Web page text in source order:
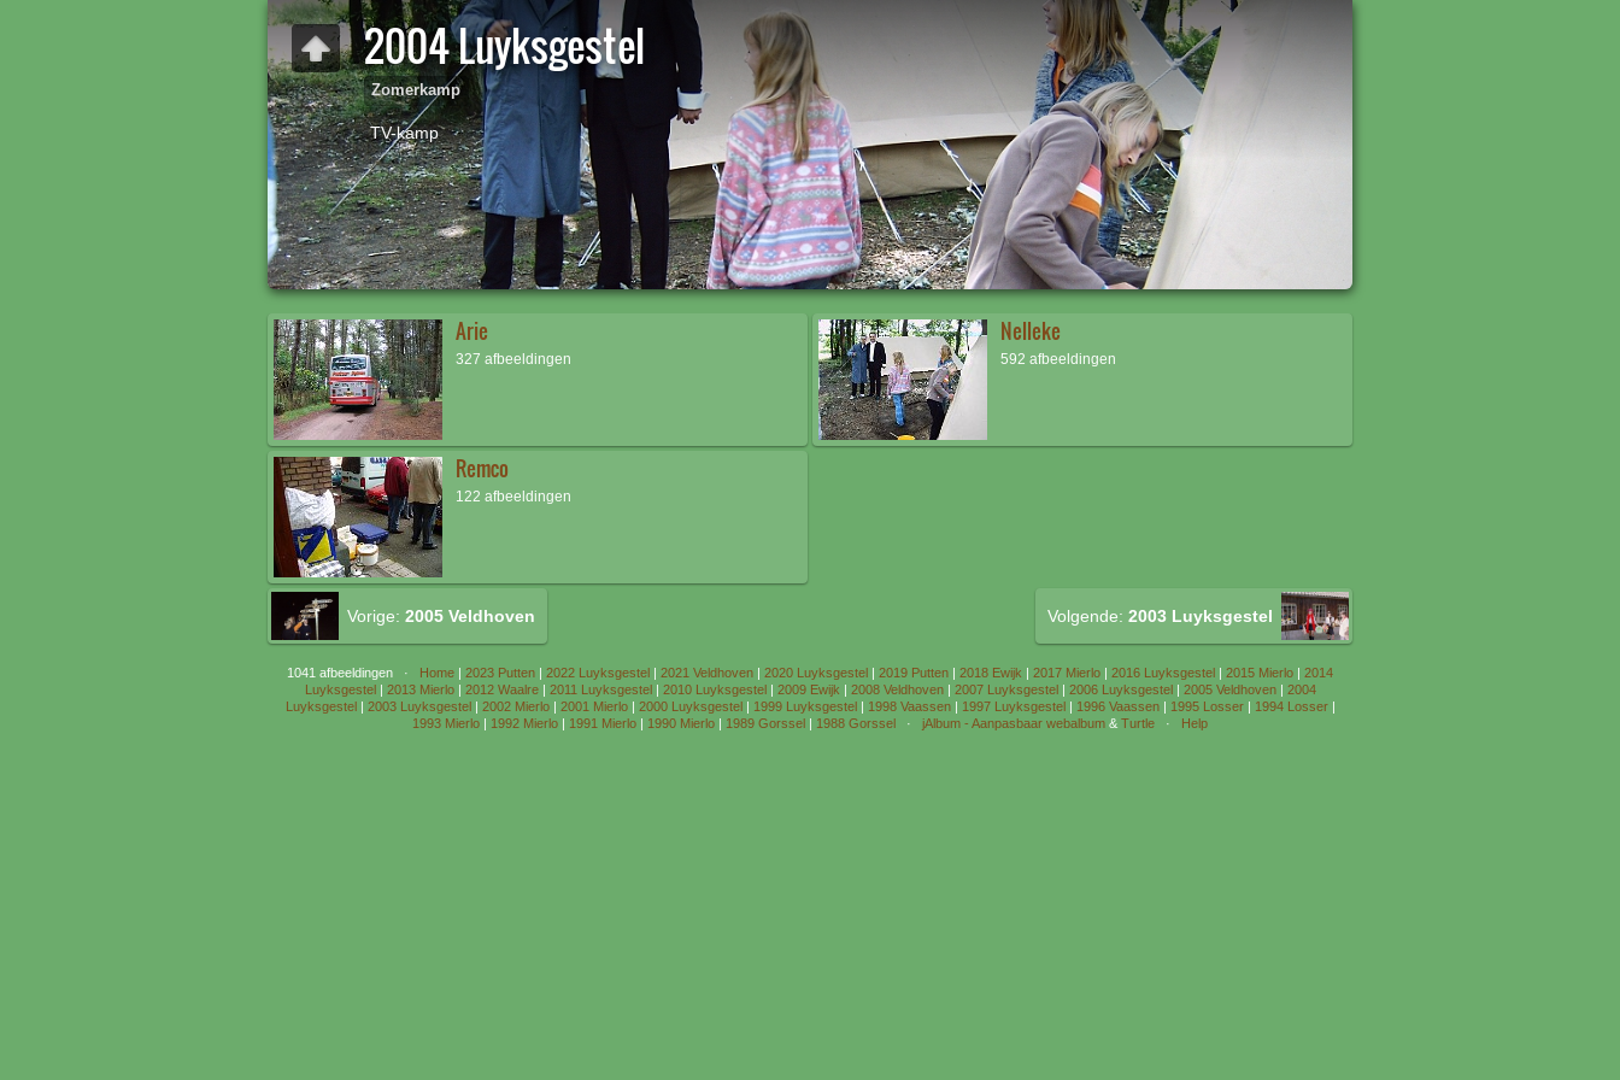
2004 Luyksgestel
Zomerkamp
TV-kamp
Arie
327 afbeeldingen
Nelleke
592 afbeeldingen
Remco
122 afbeeldingen
Volgende: 2003 Luyksgestel
Vorige: 2005 Veldhoven
1041 afbeeldingen · Home | 2023 Putten | 2022 Luyksgestel | 2021 Veldhoven | 2020 Luyksgestel | 2019 Putten | 2018 Ewijk | 2017 Mierlo | 2016 Luyksgestel | 2015 Mierlo | 2014
Luyksgestel| 2013 Mierlo| 2012 Waalre| 2011 Luyksgestel| 2010 Luyksgestel| 2009 Ewijk | 2008 Veldhoven| 2007 Luyksgestel| 2006 Luyksgestel| 2005 Veldhoven| 2004
Luyksgestel| 2003 Luyksgestel| 2002 Mierlo| 2001 Mierlo| 2000 Luyksgestel| 1999 Luyksgestel| 1998 Vaassen| 1997 Luyksgestel| 1996 Vaassen| 1995 Losser| 1994 Losser|
1993 Mierlo | 1992 Mierlo | 1991 Mierlo | 1990 Mierlo | 1989 Gorssel | 1988 Gorssel · jAlbum - Aanpasbaar webalbum & Turtle · Help